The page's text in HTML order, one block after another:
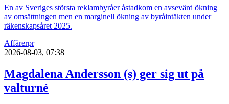
En av Sveriges största reklambyråer åstadkom en avsevärd ökning
av omsättningen men en marginell ökning av byråintäkten under
räkenskapsåret 2025.
Affärerpr
2026-08-03, 07:38
Magdalena Andersson (s) ger sig ut på
valturné